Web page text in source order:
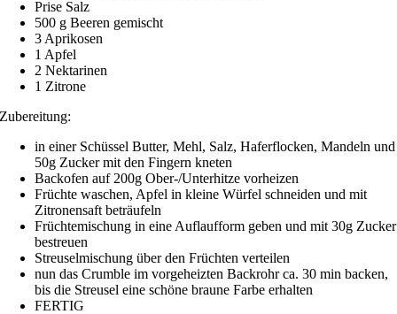
Prise Salz
500 g Beeren gemischt
3 Aprikosen
1 Apfel
2 Nektarinen
1 Zitrone
Zubereitung:
in einer Schüssel Butter, Mehl, Salz, Haferflocken, Mandeln und
50g Zucker mit den Fingern kneten
Backofen auf 200g Ober-/Unterhitze vorheizen
Früchte waschen, Apfel in kleine Würfel schneiden und mit
Zitronensaft beträufeln
Früchtemischung in eine Auflaufform geben und mit 30g Zucker
bestreuen
Streuselmischung über den Früchten verteilen
nun das Crumble im vorgeheizten Backrohr ca. 30 min backen,
bis die Streusel eine schöne braune Farbe erhalten
FERTIG